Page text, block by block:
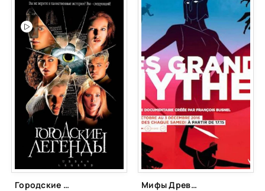
Городские легенды Мифы Древней Греции